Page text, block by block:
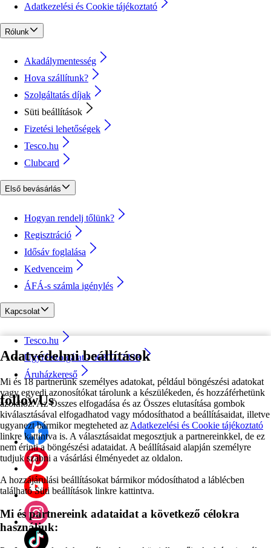
Adatvédelmi beállítások
Mi és 18 partnerünk személyes adatokat, például böngészési adatokat
vagy egyedi azonosítókat tárolunk a készülékeden, és hozzáférhetünk
azokhoz. Az Összes elfogadása és az Összes elutasítása gombok
kiválasztásával elfogadhatod vagy módosíthatod a beállításaidat, illetve
ugyanezt bármikor megteheted az Adatkezelési és Cookie tájékoztató
linkre kattintva is. A választásaidat megosztjuk a partnereinkkel, de ez
nem érinti a böngészési adataidat. A beállításaid alapján személyre
tudjuk szabni a vásárlási élményedet az oldalon.
A hozzájárulási beállításokat bármikor módosíthatod a láblécben
található Süti beállítások linkre kattintva.
Mi és partnereink adataidat a következő célokra
használjuk:
Adatkezelési és Cookie tájékoztató
Rólunk
Akadálymentesség
Hova szállítunk?
Szolgáltatás díjak
Süti beállítások
Fizetési lehetőségek
Tesco.hu
Clubcard
Első bevásárlás
Hogyan rendelj tőlünk?
Regisztráció
Idősáv foglalása
Kedvenceim
ÁFÁ-s számla igénylés
Kapcsolat
Tesco.hu
Ügyfélszolgálat - 0680222333
Áruházkereső
followUs